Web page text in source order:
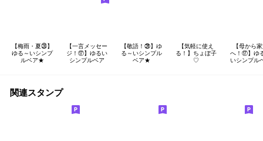
【梅雨・夏㉘】
ゆる～いシンプ
ルベア★
【一言メッセー
ジ！⑰】ゆるい
シンプルベア
【敬語！㉖】ゆ
る～いシンプル
ベア★
【気軽に使え
る！】ちょぼ子
♡
【母から
へ！⑰】ゆ
いシンプル
関連スタンプ